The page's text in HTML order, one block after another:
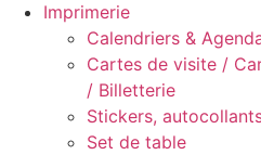
Imprimerie
Calendriers &
Cartes de visite /
/ Billetterie
Stickers,
Set de table